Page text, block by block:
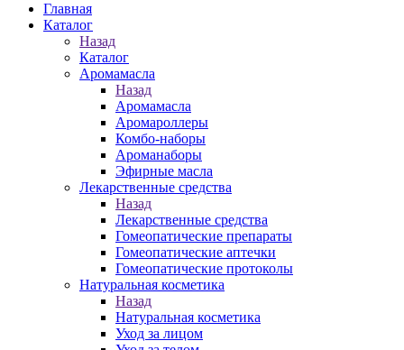
Главная
Каталог
Назад
Каталог
Аромамасла
Назад
Аромамасла
Аромароллеры
Комбо-наборы
Ароманаборы
Эфирные масла
Лекарственные средства
Назад
Лекарственные средства
Гомеопатические препараты
Гомеопатические аптечки
Гомеопатические протоколы
Натуральная косметика
Назад
Натуральная косметика
Уход за лицом